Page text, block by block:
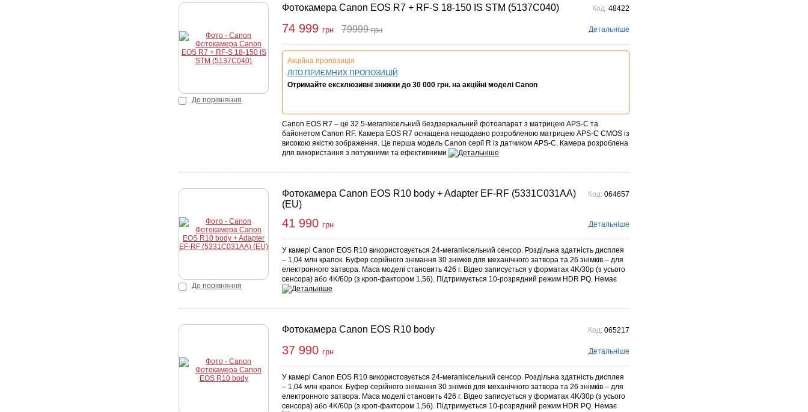
До порівняння
Фотокамера Canon EOS R7 + RF-S 18-150 IS STM (5137C040) Код: 48422
74 999 грн 79999грн
Купити Детальніше
Акційна пропозиція
ЛІТО ПРИЄМНИХ ПРОПОЗИЦІЙ
Отримайте ексклюзивні знижки до 30 000 грн. на акційні моделі Canon
Canon EOS R7 – це 32.5-мегапіксельний бездзеркальний фотоапарат з матрицею APS-C та
байонетом Canon RF. Камера EOS R7 оснащена нещодавно розробленою матрицею APS-C CMOS із
високою якістю зображення. Це перша модель Canon серії R із датчиком APS-C. Камера розроблена
для використання з потужними та ефективними
До порівняння
Фотокамера Canon EOS R10 body + Adapter EF-RF (5331C031AA)
(EU)
Код: 064657
41 990 грн
Купити Детальніше
У камері Canon EOS R10 використовується 24-мегапіксельний сенсор. Роздільна здатність дисплея
– 1,04 млн крапок. Буфер серійного знімання 30 знімків для механічного затвора та 26 знімків – для
електронного затвора. Маса моделі становить 426 г. Відео записується у форматах 4K/30p (з усього
сенсора) або 4K/60p (з кроп-фактором 1,56). Підтримується 10-розрядний режим HDR PQ. Немає
Фотокамера Canon EOS R10 body Код: 065217
37 990 грн Детальніше
У камері Canon EOS R10 використовується 24-мегапіксельний сенсор. Роздільна здатність дисплея
– 1,04 млн крапок. Буфер серійного знімання 30 знімків для механічного затвора та 26 знімків – для
електронного затвора. Маса моделі становить 426 г. Відео записується у форматах 4K/30p (з усього
сенсора) або 4K/60p (з кроп-фактором 1,56). Підтримується 10-розрядний режим HDR PQ. Немає